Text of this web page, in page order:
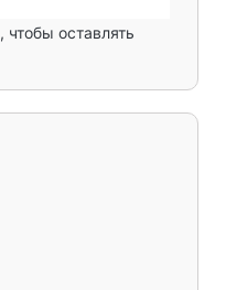
, чтобы оставлять